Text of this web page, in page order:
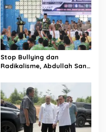
Stop Bullying dan
Radikalisme, Abdullah Sani
Terdepan Bangsa